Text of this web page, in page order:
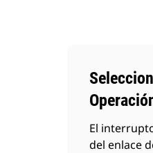
El
del enlace